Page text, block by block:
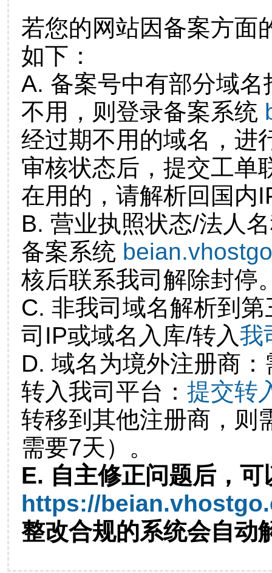
若您的网站因备案方面
如下：
A. 备案号中有部分域
不用，则登录备案系统
经过期不用的域名，进
审核状态后，提交工单
在用的，请解析回国内
B. 营业执照状态/法人
备案系统
核后联系我司解除封停
C. 非我司域名解析到
司IP或域名入库/转入我
D. 域名为境外注册商
转入我司平台： 提交转
转移到其他注册商，则
需要7天）。
E. 自主修正问题后，可
https://
整改合规的系统会自动